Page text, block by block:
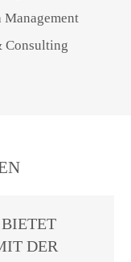
Consulting
DER